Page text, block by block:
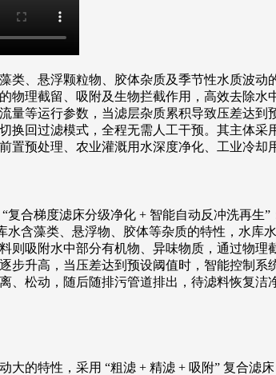
类、悬浮颗粒物、胶体杂质及季节性水质波
物理截留、吸附及生物拦截作用，高效去除
量等运行参数，当滤层杂质累积导致压差达
换回过滤模式，全程无需人工干预。其主体
置预处理、农业灌溉用水深度净化、工业冷
合梯度滤床分级净化 + 智能自动反冲洗再
水含藻类、悬浮物、胶体等杂质的特性，水
则吸附水中部分有机物、异味物质，通过物
步升高，当压差达到预设阈值时，智能控制
、松动，随后随排污管道排出，待滤料恢复
大的特性，采用 “粗滤 + 精滤 + 吸附” 复合滤